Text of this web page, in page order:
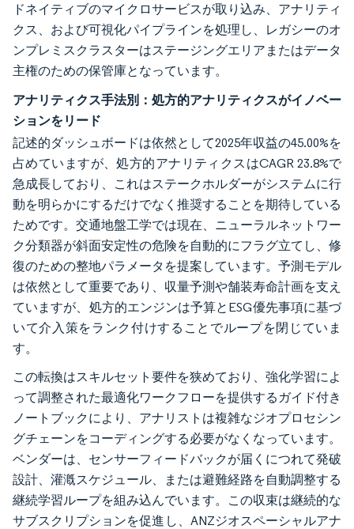
ドネイティブのマイクロサービスが取り込み、アナリティ
クス、および可視化パイプラインを処理し、レガシーのオ
ンプレミスクラスターはステージングエリアまたはデータ
主権のための保管庫となっています。
アナリティクス手法別：処方的アナリティクスがイノベー
ションをリード
記述的ダッシュボードは依然として2025年収益の45.00%を
占めていますが、処方的アナリティクスはCAGR 23.8%で
急成長しており、これはステークホルダーがシステムに行
動を明らかにするだけでなく推奨することを期待している
ためです。交通地盤工学では現在、ニューラルネットワー
ク分類器が斜面安定性の危険を自動的にフラグ立てし、修
復のための整地パラメータを提案しています。予測モデル
は依然として重要であり、収量予測や舗装寿命計画を支え
ていますが、処方的エンジンは予算とESG優先事項に基づ
いて介入策をランク付けすることでループを閉じていま
す。
この転換はスキルセット要件を狭めており、強化学習によ
って調整された最適化ワークフローを提供するガイド付き
ノートブックにより、アナリストは複雑なジオプロセシン
グチェーンをコーディングする必要がなくなっています。
ベンダーは、センサーフィードバックが届くにつれて発破
設計、灌漑スケジュール、または避難経路を自動調整する
継続学習ループを組み込んでいます。この収束は継続的な
サブスクリプションを促進し、ANZジオスペーシャルアナ